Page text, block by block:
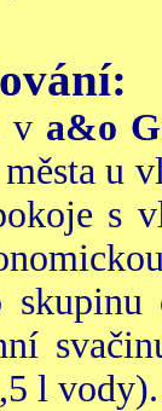
v a&o
u
s
l vody).